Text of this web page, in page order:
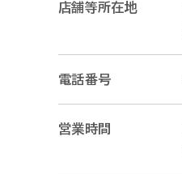
店舗等所在地
電話番号
営業時間